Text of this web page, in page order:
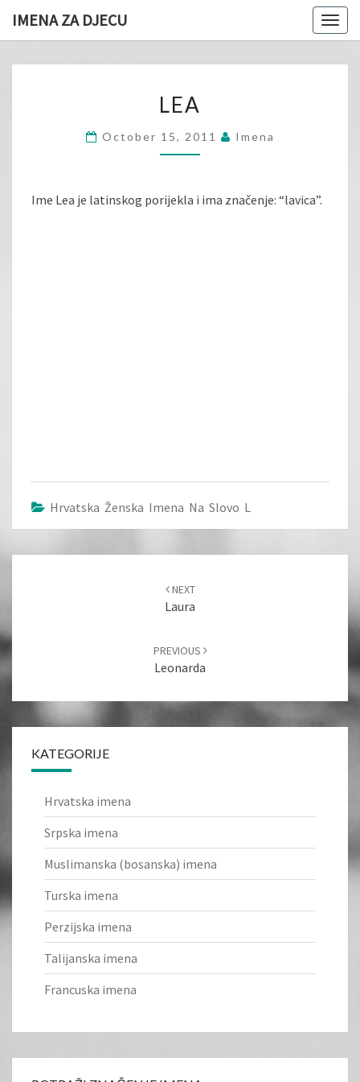
IMENA ZA DJECU
LEA
October 15, 2011 Imena
Ime Lea je latinskog porijekla i ima značenje: “lavica”.
Hrvatska Ženska Imena Na Slovo L
NEXT
Laura
PREVIOUS
Leonarda
KATEGORIJE
Hrvatska imena
Srpska imena
Muslimanska (bosanska) imena
Turska imena
Perzijska imena
Talijanska imena
Francuska imena